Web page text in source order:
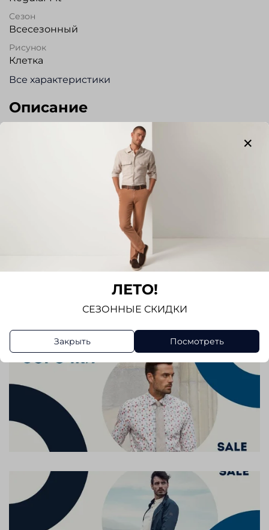
Сезон
Всесезонный
Рисунок
Клетка
Все характеристики
Описание
Сорочка для повседневной носки, прямого
силуэта из высококачественного хлопка.
Воротник на пуговицах. Застежка на планке. На
спинке два защипа. Без кармана. Регулируемый
манжет. Прекрасно сочетается с джинсами и
Отзывов еще никто не оставлял
ЛЕТО!
СЕЗОННЫЕ СКИДКИ
Закрыть Посмотреть